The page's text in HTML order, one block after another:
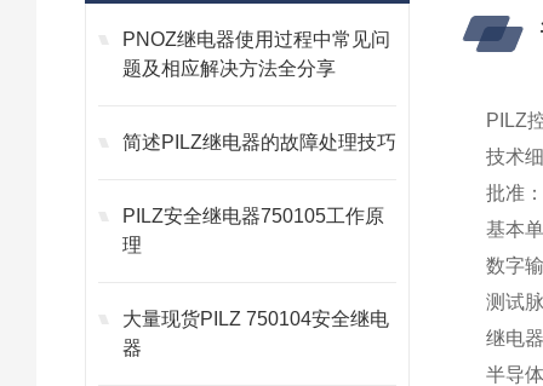
PNOZ继电器使用过程中常见问
题及相应解决方法全分享
简述PILZ继电器的故障处理技巧
PILZ安全继电器750105工作原
理
大量现货PILZ 750104安全继电
器
PILZ
技术
批准
基本
数字
测试
继电
半导